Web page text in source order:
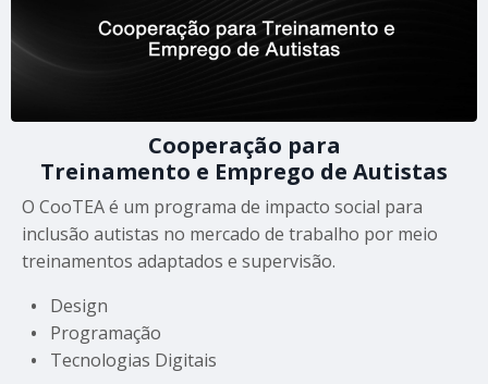
Cooperação para
Treinamento e Emprego de Autistas
O CooTEA é um programa de impacto social para
inclusão autistas no mercado de trabalho por meio
treinamentos adaptados e supervisão.
•
Design
• Programação
• Tecnologias Digitais